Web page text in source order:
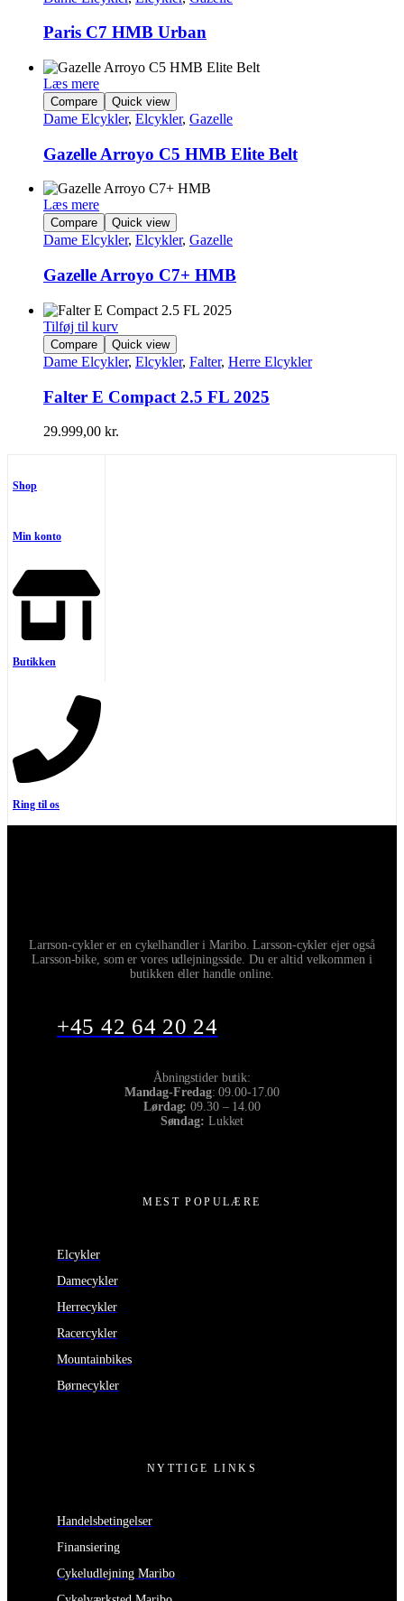
Paris C7 HMB Urban
Læs mere
Compare Quick view
Dame Elcykler, Elcykler, Gazelle
Gazelle Arroyo C5 HMB Elite Belt
Læs mere
Compare Quick view
Dame Elcykler, Elcykler, Gazelle
Gazelle Arroyo C7+ HMB
Tilføj til kurv
Compare Quick view
Dame Elcykler, Elcykler, Falter, Herre Elcykler
Falter E Compact 2.5 FL 2025
29.999,00 kr.
Shop
Min konto
Butikken
Ring til os
Larrson-cykler er en cykelhandler i Maribo. Larsson-cykler ejer også
Larsson-bike, som er vores udlejningsside. Du er altid velkommen i
butikken eller handle online.
+45 42 64 20 24
Åbningstider butik:
Mandag-Fredag: 09.00-17.00
Lørdag:09.30 – 14.00
Søndag: Lukket
MEST POPULÆRE
Elcykler
Damecykler
Herrecykler
Racercykler
Mountainbikes
Børnecykler
NYTTIGE LINKS
Handelsbetingelser
Finansiering
Cykeludlejning Maribo